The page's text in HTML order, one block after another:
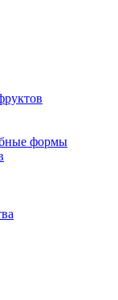
формы